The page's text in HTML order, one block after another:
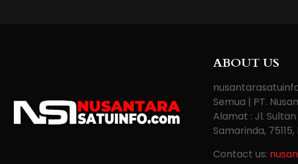
ABOUT US
Semua | PT.
Alamat : Jl.
Samarinda,
Contact us: